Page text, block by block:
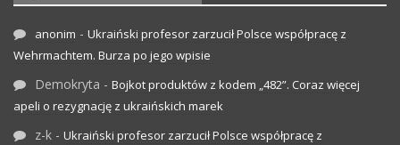
anonim - Ukraiński profesor zarzucił Polsce współpracę z
Wehrmachtem. Burza po jego wpisie
Demokryta - Bojkot produktów z kodem „482”. Coraz więcej
apeli o rezygnację z ukraińskich marek
z-k - Ukraiński profesor zarzucił Polsce współpracę z